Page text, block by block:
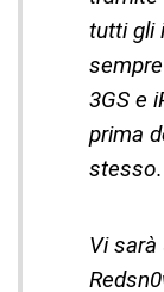
tutti gli
3GS e
prima
stesso.
Vi sarà